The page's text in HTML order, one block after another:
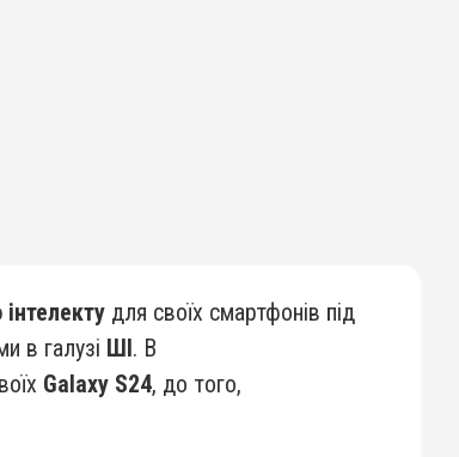
для своїх смартфонів під
в галузі ШІ. В
Galaxy S24, до того,